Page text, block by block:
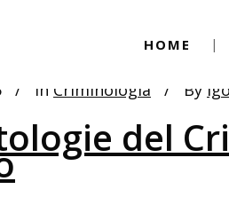
HOME
In Criminologia By
del